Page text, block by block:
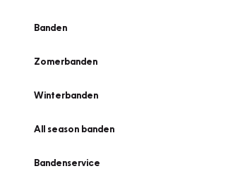
Banden
Zomerbanden
Winterbanden
All season banden
Bandenservice